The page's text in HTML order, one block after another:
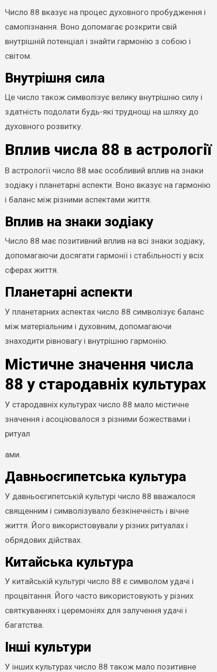
Число 88 вказує на процес духовного пробудження і
самопізнання. Воно допомагає розкрити свій
внутрішній потенціал і знайти гармонію з собою і
світом.
Внутрішня сила
Це число також символізує велику внутрішню силу і
здатність подолати будь-які труднощі на шляху до
духовного розвитку.
Вплив числа 88 в астрології
В астрології число 88 має особливий вплив на знаки
зодіаку і планетарні аспекти. Воно вказує на гармонію
і баланс між різними аспектами життя.
Вплив на знаки зодіаку
Число 88 має позитивний вплив на всі знаки зодіаку,
допомагаючи досягати гармонії і стабільності у всіх
сферах життя.
Планетарні аспекти
У планетарних аспектах число 88 символізує баланс
між матеріальним і духовним, допомагаючи
знаходити рівновагу і внутрішню гармонію.
Містичне значення числа
88 у стародавніх культурах
У стародавніх культурах число 88 мало містичне
значення і асоціювалося з різними божествами і
ритуал
ами.
Давньоєгипетська культура
У давньоєгипетській культурі число 88 вважалося
священним і символізувало безкінечність і вічне
життя. Його використовували у різних ритуалах і
обрядових дійствах.
Китайська культура
У китайській культурі число 88 є символом удачі і
процвітання. Його часто використовують у різних
святкуваннях і церемоніях для залучення удачі і
багатства.
Інші культури
У інших культурах число 88 також мало позитивне